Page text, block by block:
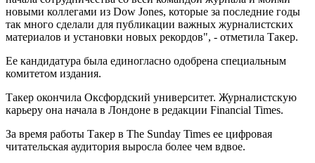
новыми коллегами из Dow Jones, которые за последние годы
так много сделали для публикации важных журналистских
материалов и установки новых рекордов", - отметила Такер.
Ее кандидатура была единогласно одобрена специальным
комитетом издания.
Такер окончила Оксфордский университет. Журналистскую
карьеру она начала в Лондоне в редакции Financial Times.
За время работы Такер в The Sunday Times ее цифровая
читательская аудитория выросла более чем вдвое.